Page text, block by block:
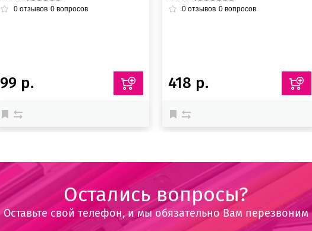
0отзывов 0вопросов
99 р.
0 отзывов 0 вопросов
418 р.
Остались вопросы?
Оставьте свой телефон, и мы обязательно Вам перезвоним